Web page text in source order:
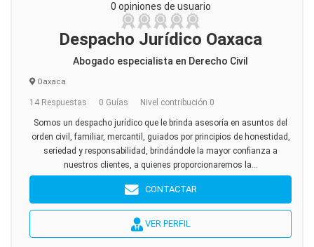
0 opiniones de usuario
Despacho Jurídico Oaxaca
Abogado especialista en Derecho Civil
Oaxaca
14 Respuestas 0 Guías Nivel contribución 0
Somos un despacho jurídico que le brinda asesoría en asuntos del
orden civil, familiar, mercantil, guiados por principios de honestidad,
seriedad y responsabilidad, brindándole la mayor confianza a
nuestros clientes, a quienes proporcionaremos la...
CONTACTAR
VER PERFIL